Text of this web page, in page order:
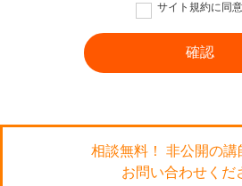
サイト規約に同
相談無料！ 非公開の講
お問い合わせくだ